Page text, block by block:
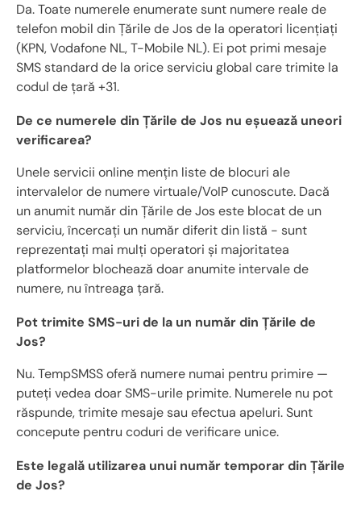
Da. Toate numerele enumerate sunt numere reale de
telefon mobil din Țările de Jos de la operatori licențiați
(KPN, Vodafone NL, T-Mobile NL). Ei pot primi mesaje
SMS standard de la orice serviciu global care trimite la
codul de țară +31.
De ce numerele din Țările de Jos nu eșuează uneori
verificarea?
Unele servicii online mențin liste de blocuri ale
intervalelor de numere virtuale/VoIP cunoscute. Dacă
un anumit număr din Țările de Jos este blocat de un
serviciu, încercați un număr diferit din listă - sunt
reprezentați mai mulți operatori și majoritatea
platformelor blochează doar anumite intervale de
numere, nu întreaga țară.
Pot trimite SMS-uri de la un număr din Țările de
Jos?
Nu. TempSMSS oferă numere numai pentru primire —
puteți vedea doar SMS-urile primite. Numerele nu pot
răspunde, trimite mesaje sau efectua apeluri. Sunt
concepute pentru coduri de verificare unice.
Este legală utilizarea unui număr temporar din Țările
de Jos?